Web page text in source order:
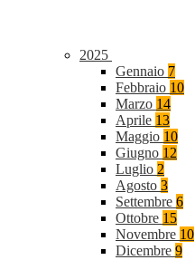
2025
Gennaio 7
Febbraio 10
Marzo 14
Aprile 13
Maggio 10
Giugno 12
Luglio 2
Agosto 3
Settembre 6
Ottobre 15
Novembre 10
Dicembre 9